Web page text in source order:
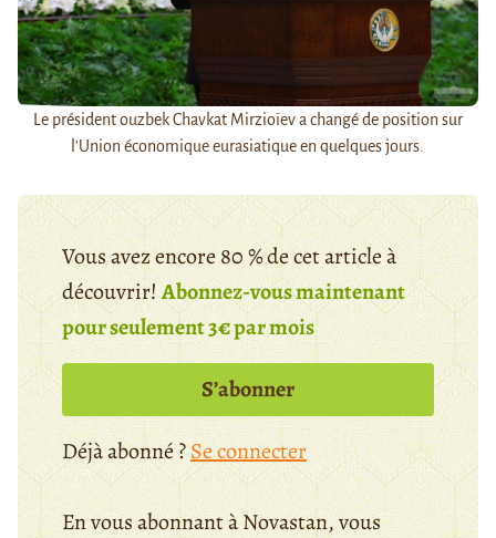
Le président ouzbek Chavkat Mirzioïev a changé de position sur
l'Union économique eurasiatique en quelques jours.
Vous avez encore 80 % de cet article à
découvrir!Abonnez-vous maintenant
pour seulement 3€ par mois
S’abonner
Déjà abonné ?Se connecter
En vous abonnant à Novastan, vous